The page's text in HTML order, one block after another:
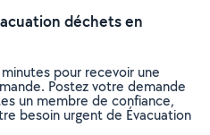
déchets en
pour recevoir une
Postez votre demande
un membre de confiance,
besoin urgent de Évacuation